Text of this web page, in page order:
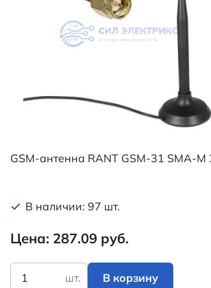
GSM-антенна RANT GSM-31 SMA-M
В наличии: 97 шт.
Цена: 287.09 руб.
шт. В корзину